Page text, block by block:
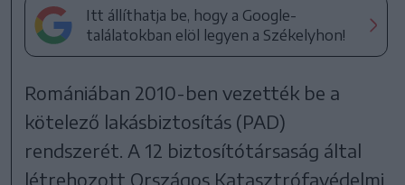
Itt állíthatja be, hogy a Google-
találatokban elöl legyen a Székelyhon!
Romániában 2010-ben vezették be a
kötelező lakásbiztosítás (PAD)
rendszerét. A 12 biztosítótársaság által
létrehozott Országos Katasztrófavédelmi